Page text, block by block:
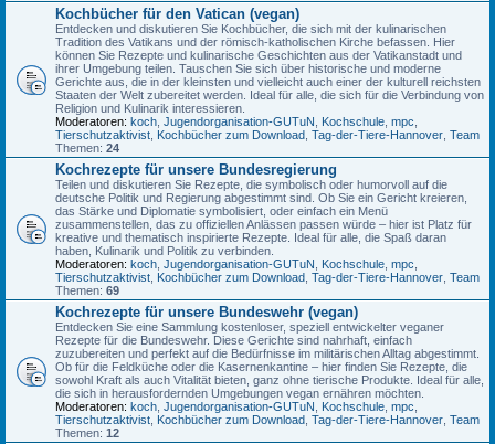
Kochbücher für den Vatican (vegan)
Entdecken und diskutieren Sie Kochbücher, die sich mit der kulinarischen
Tradition des Vatikans und der römisch-katholischen Kirche befassen. Hier
können Sie Rezepte und kulinarische Geschichten aus der Vatikanstadt und
ihrer Umgebung teilen. Tauschen Sie sich über historische und moderne
Gerichte aus, die in der kleinsten und vielleicht auch einer der kulturell reichsten
Staaten der Welt zubereitet werden. Ideal für alle, die sich für die Verbindung von
Religion und Kulinarik interessieren.
Moderatoren: koch Jugendorganisation-GUTuN Kochschule mpc
Tierschutzaktivist Kochbücher zum Download Tag-der-Tiere-Hannover Team
Themen: 24
Kochrezepte für unsere Bundesregierung
Teilen und diskutieren Sie Rezepte, die symbolisch oder humorvoll auf die
deutsche Politik und Regierung abgestimmt sind. Ob Sie ein Gericht kreieren,
das Stärke und Diplomatie symbolisiert, oder einfach ein Menü
zusammenstellen, das zu offiziellen Anlässen passen würde – hier ist Platz für
kreative und thematisch inspirierte Rezepte. Ideal für alle, die Spaß daran
haben, Kulinarik und Politik zu verbinden.
Moderatoren: koch Jugendorganisation-GUTuN Kochschule mpc
Tierschutzaktivist Kochbücher zum Download Tag-der-Tiere-Hannover Team
Themen: 69
Kochrezepte für unsere Bundeswehr (vegan)
Entdecken Sie eine Sammlung kostenloser, speziell entwickelter veganer
Rezepte für die Bundeswehr. Diese Gerichte sind nahrhaft, einfach
zuzubereiten und perfekt auf die Bedürfnisse im militärischen Alltag abgestimmt.
Ob für die Feldküche oder die Kasernenkantine – hier finden Sie Rezepte, die
sowohl Kraft als auch Vitalität bieten, ganz ohne tierische Produkte. Ideal für alle,
die sich in herausfordernden Umgebungen vegan ernähren möchten.
Moderatoren: koch Jugendorganisation-GUTuN Kochschule mpc
Tierschutzaktivist Kochbücher zum Download Tag-der-Tiere-Hannover Team
Themen: 12